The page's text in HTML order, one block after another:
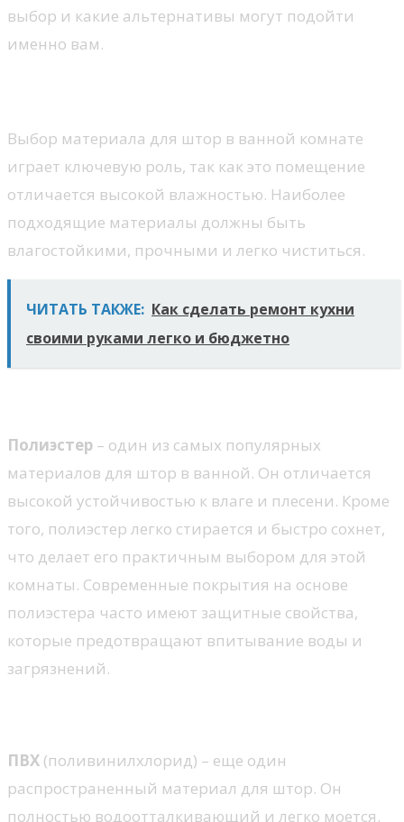
выбор и какие альтернативы могут подойти
именно вам.
Выбор материала для штор в ванной комнате
играет ключевую роль, так как это помещение
отличается высокой влажностью. Наиболее
подходящие материалы должны быть
влагостойкими, прочными и легко чиститься.
ЧИТАТЬ ТАКЖЕ: Как сделать ремонт кухни
своими руками легко и бюджетно
Полиэстер – один из самых популярных
материалов для штор в ванной. Он отличается
высокой устойчивостью к влаге и плесени. Кроме
того, полиэстер легко стирается и быстро сохнет,
что делает его практичным выбором для этой
комнаты. Современные покрытия на основе
полиэстера часто имеют защитные свойства,
которые предотвращают впитывание воды и
загрязнений.
ПВХ (поливинилхлорид) – еще один
распространенный материал для штор. Он
полностью водоотталкивающий и легко моется.